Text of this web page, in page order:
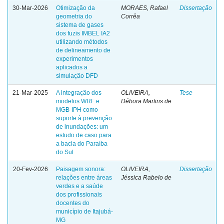
30-Mar-2026
Otimização da
geometria do
sistema de gases
dos fuzis IMBEL IA2
utilizando métodos
de delineamento de
experimentos
aplicados a
simulação DFD
MORAES, Rafael
Corrêa
Dissertação
21-Mar-2025
A integração dos
modelos WRF e
MGB-IPH como
suporte à prevenção
de inundações: um
estudo de caso para
a bacia do Paraíba
do Sul
OLIVEIRA,
Débora Martins de
Tese
20-Fev-2026
Paisagem sonora:
relações entre áreas
verdes e a saúde
dos profissionais
docentes do
município de Itajubá-
MG
OLIVEIRA,
Jéssica Rabelo de
Dissertação